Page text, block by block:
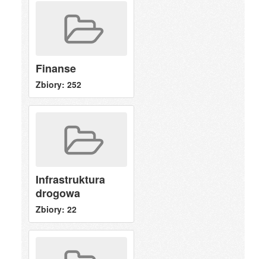
Finanse
Zbiory: 252
Infrastruktura
drogowa
Zbiory: 22